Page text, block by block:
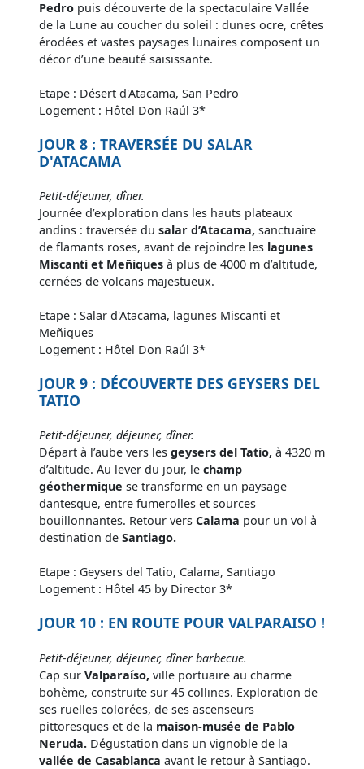
Pedro puis découverte de la spectaculaire Vallée
de la Lune au coucher du soleil : dunes ocre, crêtes
érodées et vastes paysages lunaires composent un
décor d’une beauté saisissante.
Etape : Désert d'Atacama, San Pedro
Logement : Hôtel Don Raúl 3*
JOUR 8 : TRAVERSÉE DU SALAR
D'ATACAMA​
Petit-déjeuner, dîner.
Journée d’exploration dans les hauts plateaux
andins : traversée du salar d’Atacama, sanctuaire
de flamants roses, avant de rejoindre les lagunes
Miscanti et Meñiques à plus de 4000 m d’altitude,
cernées de volcans majestueux.
Etape : Salar d'Atacama, lagunes Miscanti et
Meñiques
Logement : Hôtel Don Raúl 3*
JOUR 9 : DÉCOUVERTE DES GEYSERS DEL
TATIO
Petit-déjeuner, déjeuner, dîner.
Départ à l’aube vers les geysers del Tatio, à 4320 m
d’altitude. Au lever du jour, le champ
géothermique se transforme en un paysage
dantesque, entre fumerolles et sources
bouillonnantes. Retour vers Calama pour un vol à
destination de Santiago.
Etape : Geysers del Tatio, Calama, Santiago
Logement : Hôtel 45 by Director 3*
JOUR 10 : EN ROUTE POUR VALPARAISO !
Petit-déjeuner, déjeuner, dîner barbecue.
Cap sur Valparaíso, ville portuaire au charme
bohème, construite sur 45 collines. Exploration de
ses ruelles colorées, de ses ascenseurs
pittoresques et de la maison-musée de Pablo
Neruda. Dégustation dans un vignoble de la
vallée de Casablanca avant le retour à Santiago.